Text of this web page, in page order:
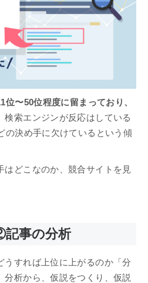
〜50位程度に留まっており、
検索エンジンが反応はしている
の決め手に欠けているという傾
はどこなのか、競合サイトを見
事の分析
うすれば上位に上がるのか「分
分析から、仮説をつくり、仮説